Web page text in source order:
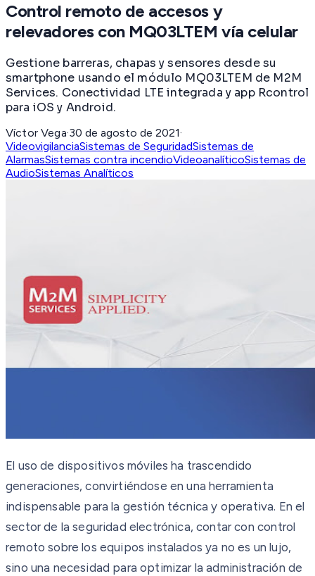
Control remoto de accesos y
relevadores con MQ03LTEM vía celular
Gestione barreras, chapas y sensores desde su
smartphone usando el módulo MQ03LTEM de M2M
Services. Conectividad LTE integrada y app Rcontrol
para iOS y Android.
Víctor Vega·30 de agosto de 2021·
VideovigilanciaSistemas de SeguridadSistemas de
AlarmasSistemas contra incendioVideoanalíticoSistemas de
AudioSistemas Analíticos
El uso de dispositivos móviles ha trascendido
generaciones, convirtiéndose en una herramienta
indispensable para la gestión técnica y operativa. En el
sector de la seguridad electrónica, contar con control
remoto sobre los equipos instalados ya no es un lujo,
sino una necesidad para optimizar la administración de